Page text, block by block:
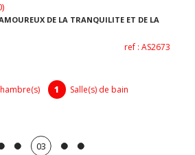
DE LA TRANQUILITE ET DE LA
ref : AS2673
1 Salle(s) de bain
03